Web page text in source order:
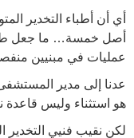
أي أن أطباء التخدير
أصل خمسة… ما جعل
عمليات في مبنيين
عدنا إلى مدير
هو استثناء وليس
لكن نقيب فنيي التخدير